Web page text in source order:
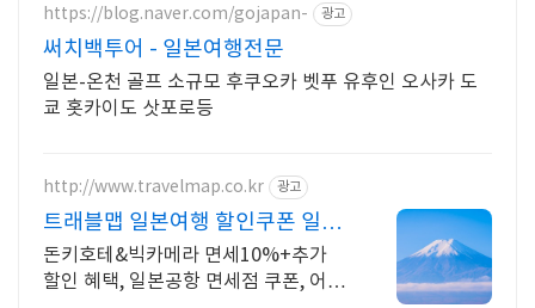
https://blog.naver.com/gojapan- 광고
써치백투어 - 일본여행전문
일본-온천 골프 소규모 후쿠오카 벳푸 유후인 오사카 도
쿄 홋카이도 삿포로등
http://www.travelmap.co.kr 광고
트래블맵 일본여행 할인쿠폰 일본
여행 필수 쿠폰 다운가능
돈키호테&빅카메라 면세10%+추가
할인 혜택, 일본공항 면세점 쿠폰, 어트